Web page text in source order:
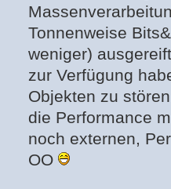
Tonnenweise
weniger)
zur Verfügung
Objekten zu
die Performance
noch externen,
OO